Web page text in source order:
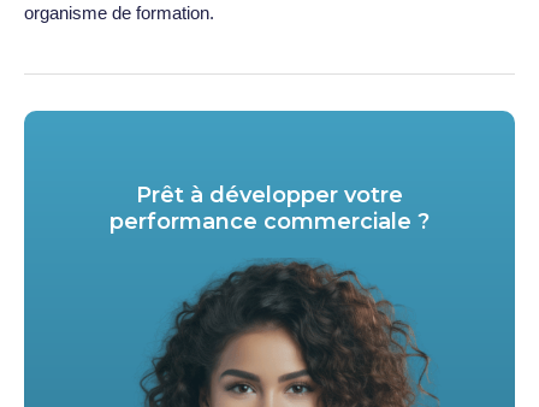
organisme de formation.
Prêt à développer votre
performance commerciale ?